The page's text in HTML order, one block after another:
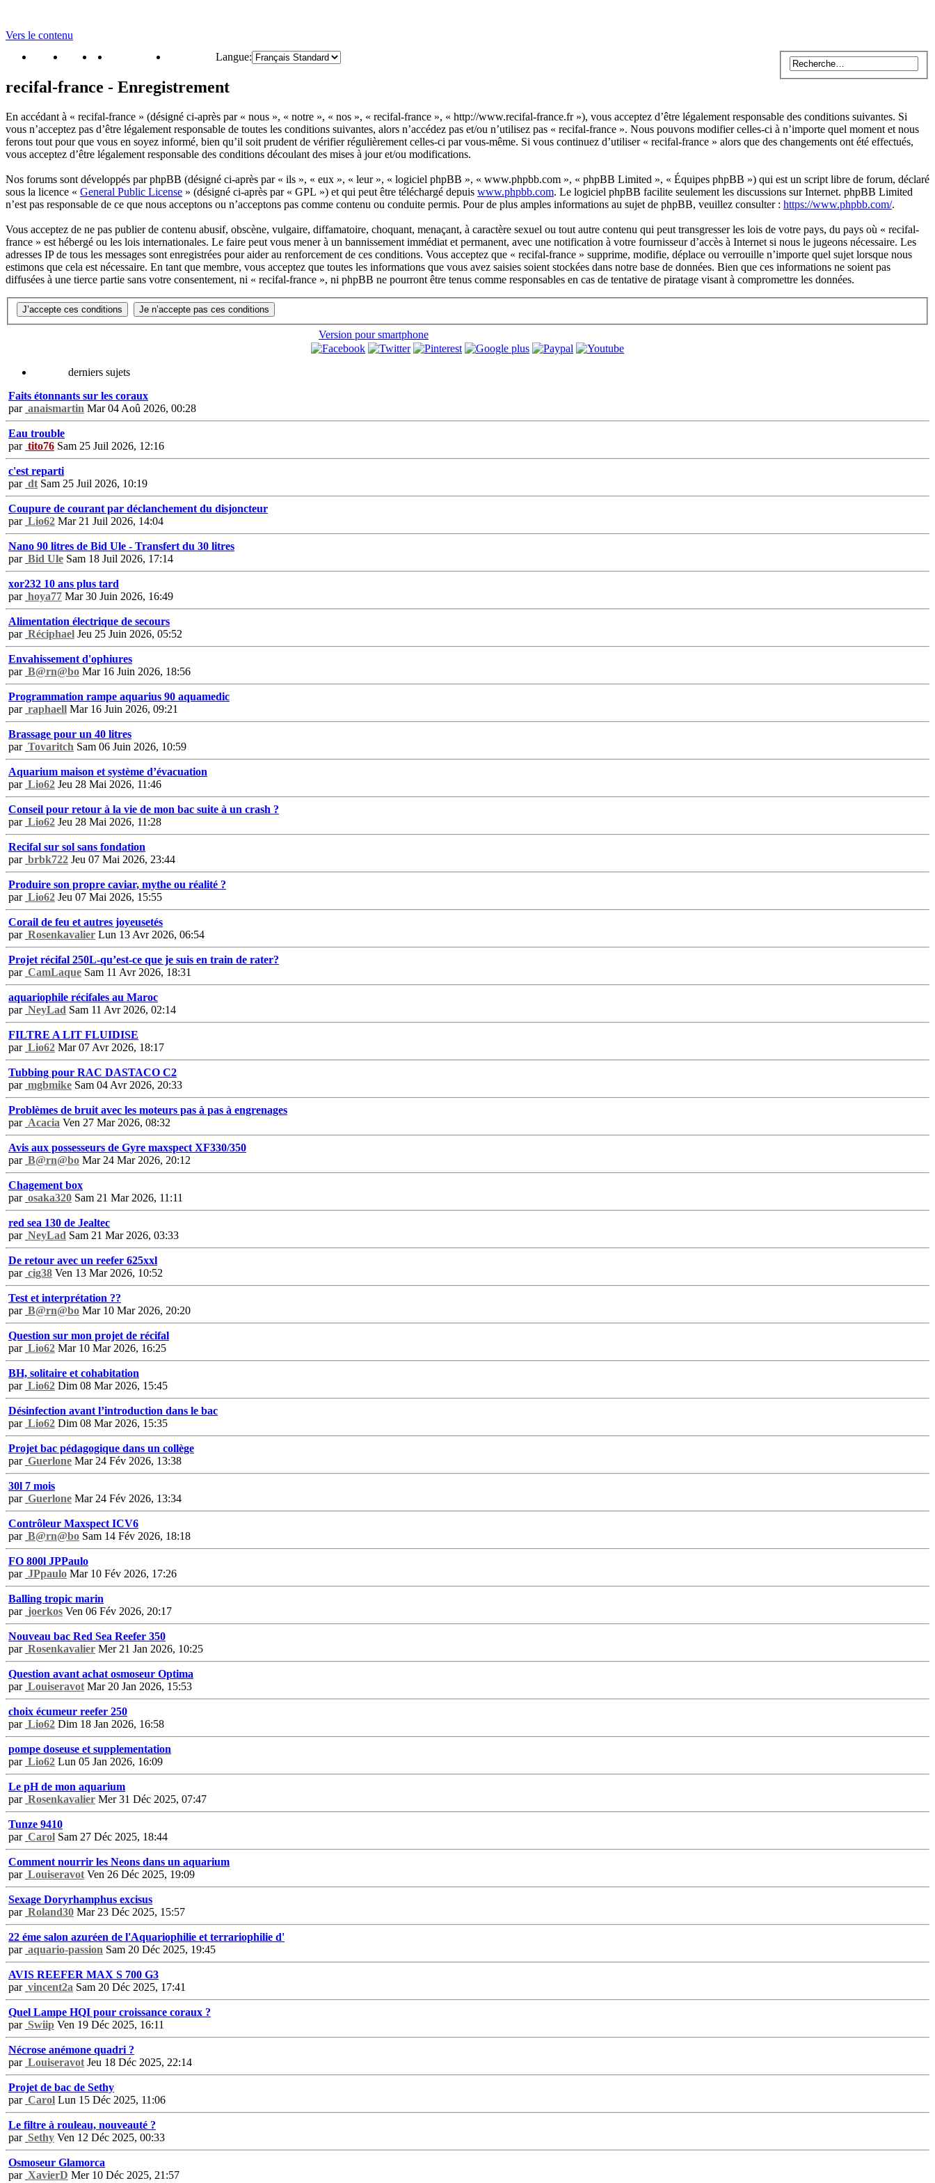
Vers le contenu
portail
forum faq m'enregister Langue:
recifal-france - Enregistrement
En accédant à « recifal-france » (désigné ci-après par « nous », « notre », « nos », « recifal-france », « http://www.recifal-france.fr »), vous acceptez d’être légalement responsable des conditions suivantes. Si
vous n’acceptez pas d’être légalement responsable de toutes les conditions suivantes, alors n’accédez pas et/ou n’utilisez pas « recifal-france ». Nous pouvons modifier celles-ci à n’importe quel moment et nous
ferons tout pour que vous en soyez informé, bien qu’il soit prudent de vérifier régulièrement celles-ci par vous-même. Si vous continuez d’utiliser « recifal-france » alors que des changements ont été effectués,
vous acceptez d’être légalement responsable des conditions découlant des mises à jour et/ou modifications.
Nos forums sont développés par phpBB (désigné ci-après par « ils », « eux », « leur », « logiciel phpBB », « www.phpbb.com », « phpBB Limited », « Équipes phpBB ») qui est un script libre de forum, déclaré
sous la licence « General Public License » (désigné ci-après par « GPL ») et qui peut être téléchargé depuis www.phpbb.com. Le logiciel phpBB facilite seulement les discussions sur Internet. phpBB Limited
n’est pas responsable de ce que nous acceptons ou n’acceptons pas comme contenu ou conduite permis. Pour de plus amples informations au sujet de phpBB, veuillez consulter : https://www.phpbb.com/.
Vous acceptez de ne pas publier de contenu abusif, obscène, vulgaire, diffamatoire, choquant, menaçant, à caractère sexuel ou tout autre contenu qui peut transgresser les lois de votre pays, du pays où « recifal-
france » est hébergé ou les lois internationales. Le faire peut vous mener à un bannissement immédiat et permanent, avec une notification à votre fournisseur d’accès à Internet si nous le jugeons nécessaire. Les
adresses IP de tous les messages sont enregistrées pour aider au renforcement de ces conditions. Vous acceptez que « recifal-france » supprime, modifie, déplace ou verrouille n’importe quel sujet lorsque nous
estimons que cela est nécessaire. En tant que membre, vous acceptez que toutes les informations que vous avez saisies soient stockées dans notre base de données. Bien que ces informations ne soient pas
diffusées à une tierce partie sans votre consentement, ni « recifal-france », ni phpBB ne pourront être tenus comme responsables en cas de tentative de piratage visant à compromettre les données.
Version pour smartphone
derniers sujets
Faits étonnants sur les coraux
par anaismartin Mar 04 Aoû 2026, 00:28
Eau trouble
par tito76 Sam 25 Juil 2026, 12:16
c'est reparti
par dtSam 25 Juil 2026, 10:19
Coupure de courant par déclanchement du disjoncteur
par Lio62 Mar 21 Juil 2026, 14:04
Nano 90 litres de Bid Ule - Transfert du 30 litres
par Bid Ule Sam 18 Juil 2026, 17:14
xor232 10 ans plus tard
par hoya77 Mar 30 Juin 2026, 16:49
Alimentation électrique de secours
par Réciphael Jeu 25 Juin 2026, 05:52
Envahissement d'ophiures
par B@rn@bo Mar 16 Juin 2026, 18:56
Programmation rampe aquarius 90 aquamedic
par raphaell Mar 16 Juin 2026, 09:21
Brassage pour un 40 litres
par Tovaritch Sam 06 Juin 2026, 10:59
Aquarium maison et système d’évacuation
par Lio62 Jeu 28 Mai 2026, 11:46
Conseil pour retour à la vie de mon bac suite à un crash ?
par Lio62 Jeu 28 Mai 2026, 11:28
Recifal sur sol sans fondation
par brbk722 Jeu 07 Mai 2026, 23:44
Produire son propre caviar, mythe ou réalité ?
par Lio62 Jeu 07 Mai 2026, 15:55
Corail de feu et autres joyeusetés
par Rosenkavalier Lun 13 Avr 2026, 06:54
Projet récifal 250L-qu’est-ce que je suis en train de rater?
par CamLaque Sam 11 Avr 2026, 18:31
aquariophile récifales au Maroc
par NeyLad Sam 11 Avr 2026, 02:14
FILTRE A LIT FLUIDISE
par Lio62 Mar 07 Avr 2026, 18:17
Tubbing pour RAC DASTACO C2
par mgbmike Sam 04 Avr 2026, 20:33
Problèmes de bruit avec les moteurs pas à pas à engrenages
par Acacia Ven 27 Mar 2026, 08:32
Avis aux possesseurs de Gyre maxspect XF330/350
par B@rn@bo Mar 24 Mar 2026, 20:12
Chagement box
par osaka320 Sam 21 Mar 2026, 11:11
red sea 130 de Jealtec
par NeyLad Sam 21 Mar 2026, 03:33
De retour avec un reefer 625xxl
par cig38 Ven 13 Mar 2026, 10:52
Test et interprétation ??
par B@rn@bo Mar 10 Mar 2026, 20:20
Question sur mon projet de récifal
par Lio62 Mar 10 Mar 2026, 16:25
BH, solitaire et cohabitation
par Lio62 Dim 08 Mar 2026, 15:45
Désinfection avant l’introduction dans le bac
par Lio62 Dim 08 Mar 2026, 15:35
Projet bac pédagogique dans un collège
par Guerlone Mar 24 Fév 2026, 13:38
30l 7 mois
par Guerlone Mar 24 Fév 2026, 13:34
Contrôleur Maxspect ICV6
par B@rn@bo Sam 14 Fév 2026, 18:18
FO 800l JPPaulo
par JPpaulo Mar 10 Fév 2026, 17:26
Balling tropic marin
par joerkos Ven 06 Fév 2026, 20:17
Nouveau bac Red Sea Reefer 350
par Rosenkavalier Mer 21 Jan 2026, 10:25
Question avant achat osmoseur Optima
par LouiseravotMar 20 Jan 2026, 15:53
choix écumeur reefer 250
par Lio62 Dim 18 Jan 2026, 16:58
pompe doseuse et supplementation
par Lio62 Lun 05 Jan 2026, 16:09
Le pH de mon aquarium
par Rosenkavalier Mer 31 Déc 2025, 07:47
Tunze 9410
par Carol Sam 27 Déc 2025, 18:44
Comment nourrir les Neons dans un aquarium
par LouiseravotVen 26 Déc 2025, 19:09
Sexage Doryrhamphus excisus
par Roland30 Mar 23 Déc 2025, 15:57
22 éme salon azuréen de l'Aquariophilie et terrariophilie d'
par aquario-passion Sam 20 Déc 2025, 19:45
AVIS REEFER MAX S 700 G3
par vincent2a Sam 20 Déc 2025, 17:41
Quel Lampe HQI pour croissance coraux ?
par Swiip Ven 19 Déc 2025, 16:11
Nécrose anémone quadri ?
par LouiseravotJeu 18 Déc 2025, 22:14
Projet de bac de Sethy
par Carol Lun 15 Déc 2025, 11:06
Le filtre à rouleau, nouveauté ?
par Sethy Ven 12 Déc 2025, 00:33
Osmoseur Glamorca
par XavierD Mer 10 Déc 2025, 21:57